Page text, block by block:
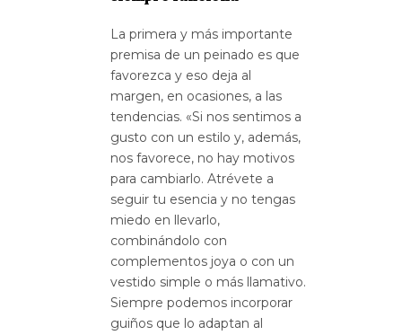
La primera y más importante
premisa de un peinado es que
favorezca y eso deja al
margen, en ocasiones, a las
tendencias. «Si nos sentimos a
gusto con un estilo y, además,
nos favorece, no hay motivos
para cambiarlo. Atrévete a
seguir tu esencia y no tengas
miedo en llevarlo,
combinándolo con
complementos joya o con un
vestido simple o más llamativo.
Siempre podemos incorporar
guiños que lo adaptan al